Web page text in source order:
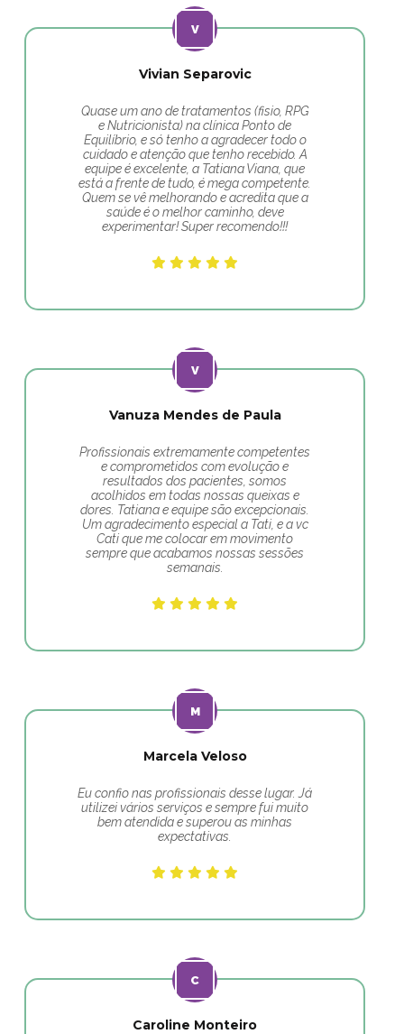
Vivian Separovic
Quase um ano de tratamentos (fisio, RPG
e Nutricionista) na clínica Ponto de
Equilíbrio, e só tenho a agradecer todo o
cuidado e atenção que tenho recebido. A
equipe é excelente, a Tatiana Viana, que
está a frente de tudo, é mega competente.
Quem se vê melhorando e acredita que a
saúde é o melhor caminho, deve
experimentar! Super recomendo!!!
Vanuza Mendes de Paula
Profissionais extremamente competentes
e comprometidos com evolução e
resultados dos pacientes, somos
acolhidos em todas nossas queixas e
dores. Tatiana e equipe são excepcionais.
Um agradecimento especial a Tati, e a vc
Cati que me colocar em movimento
sempre que acabamos nossas sessões
semanais.
Marcela Veloso
Eu confio nas profissionais desse lugar. Já
utilizei vários serviços e sempre fui muito
bem atendida e superou as minhas
expectativas.
Caroline Monteiro